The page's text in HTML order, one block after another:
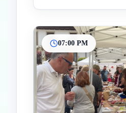
07:00 PM